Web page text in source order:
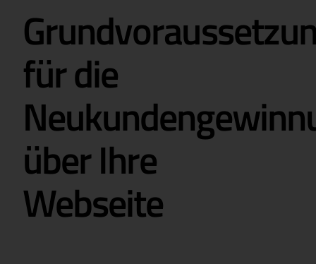
für die
über Ihre
Webseite